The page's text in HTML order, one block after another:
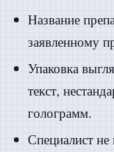
Название
заявленному
Упаковка
текст,
голограмм.
Специалист